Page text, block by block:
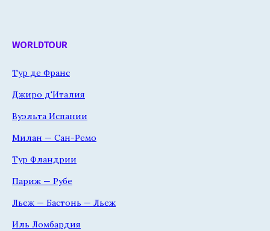
WORLDTOUR
Тур де Франс
Джиро д'Италия
Вуэльта Испании
Милан — Сан-Ремо
Тур Фландрии
Париж — Рубе
Льеж — Бастонь — Льеж
Иль Ломбардия